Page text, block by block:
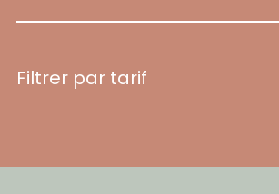
Filtrer par tarif